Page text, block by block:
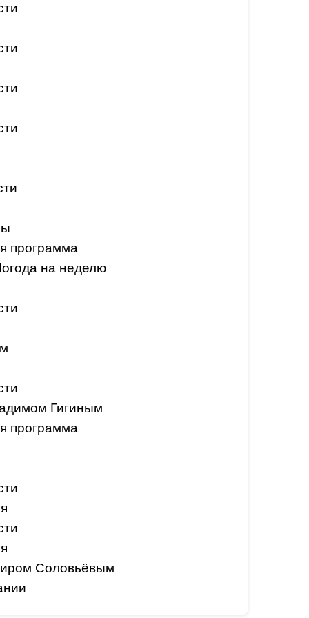
программа
на неделю
Гигиным
программа
Соловьёвым